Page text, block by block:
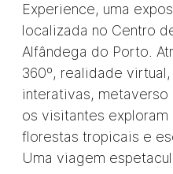
Experience, uma
localizada no Centro
Alfândega do Porto.
360º, realidade
interativas,
os visitantes exploram
florestas tropicais e
Uma viagem